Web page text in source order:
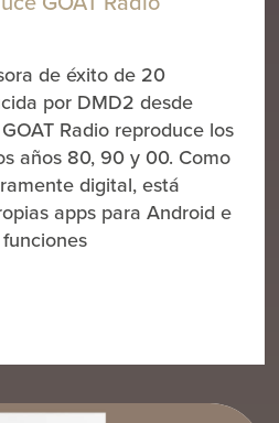
de éxito de 20
por DMD2 desde
Radio reproduce los
años 80, 90 y 00. Como
digital, está
apps para Android e